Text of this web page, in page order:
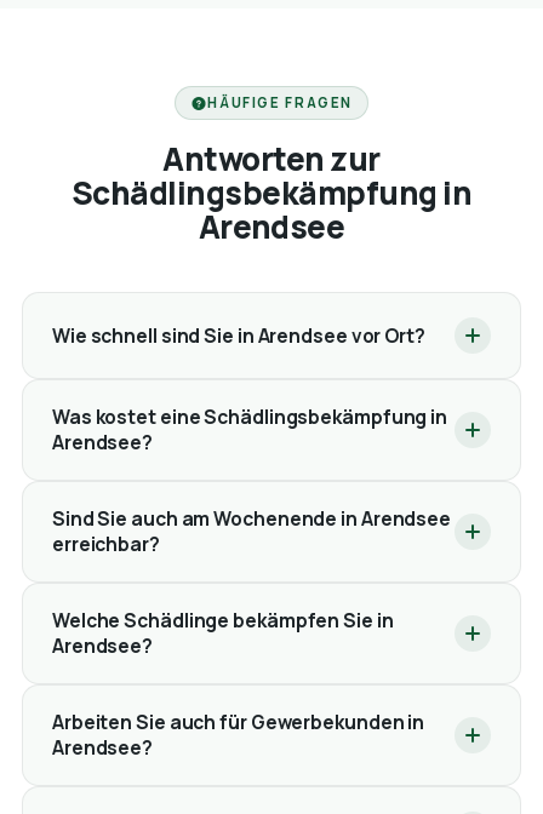
HÄUFIGE FRAGEN
Antworten zur
Schädlingsbekämpfung in
Arendsee
Wie schnell sind Sie in Arendsee vor Ort?
Was kostet eine Schädlingsbekämpfung in
Arendsee?
Sind Sie auch am Wochenende in Arendsee
erreichbar?
Welche Schädlinge bekämpfen Sie in
Arendsee?
Arbeiten Sie auch für Gewerbekunden in
Arendsee?